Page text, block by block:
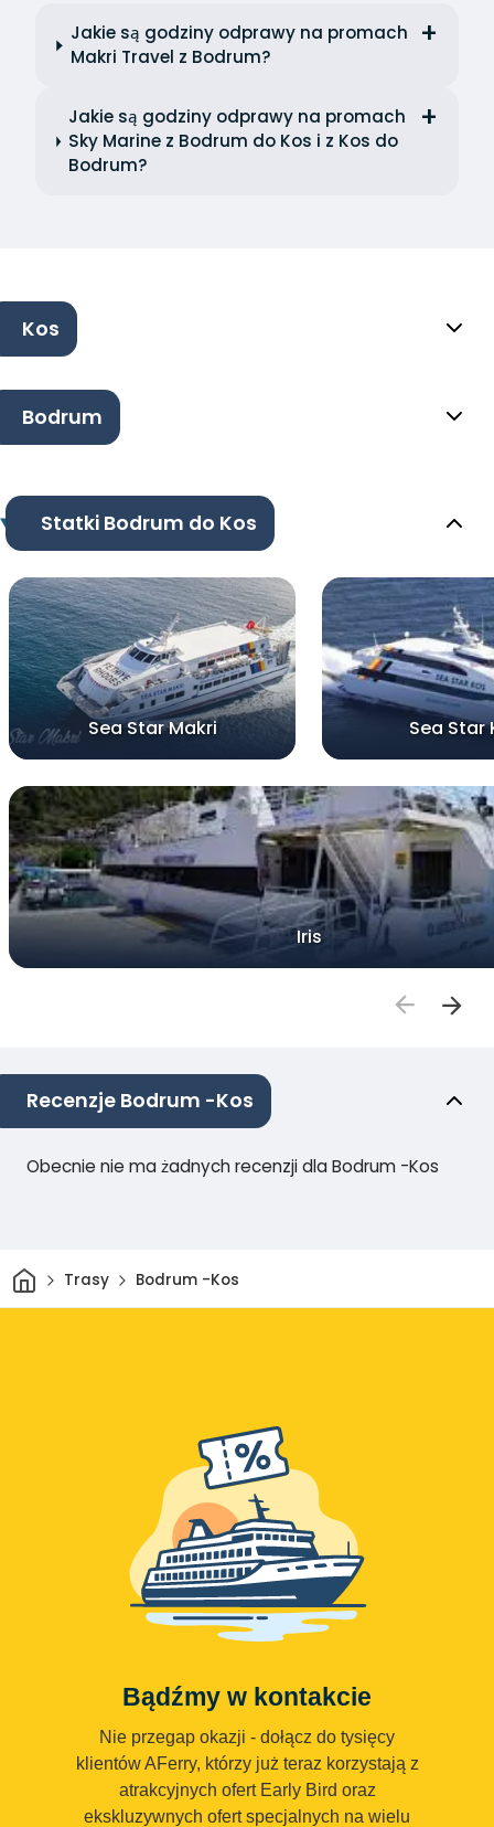
Jakie są godziny odprawy na promach
Makri Travel z Bodrum?
Jakie są godziny odprawy na promach
Sky Marine z Bodrum do Kos i z Kos do
Bodrum?
Kos
Bodrum
Statki Bodrum do Kos
Sea Star Makri Sea Star
Iris
Recenzje Bodrum -Kos
Obecnie nie ma żadnych recenzji dla Bodrum -Kos
DomTrasy Bodrum -Kos
Bądźmy w kontakcie
Nie przegap okazji - dołącz do tysięcy
klientów AFerry, którzy już teraz korzystają z
atrakcyjnych ofert Early Bird oraz
ekskluzywnych ofert specjalnych na wielu